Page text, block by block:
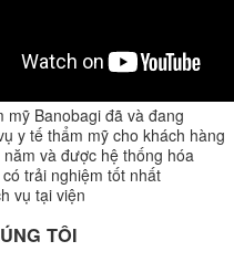
mỹ Banobagi đã và đang
y tế thẩm mỹ cho khách hàng
và được hệ thống hóa
trải nghiệm tốt nhất
vụ tại viện
TÔI